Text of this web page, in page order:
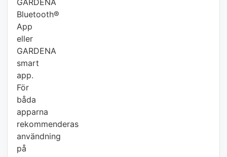
GARDENA
Bluetooth®
App
eller
GARDENA
smart
app.
För
båda
apparna
rekommenderas
användning
på